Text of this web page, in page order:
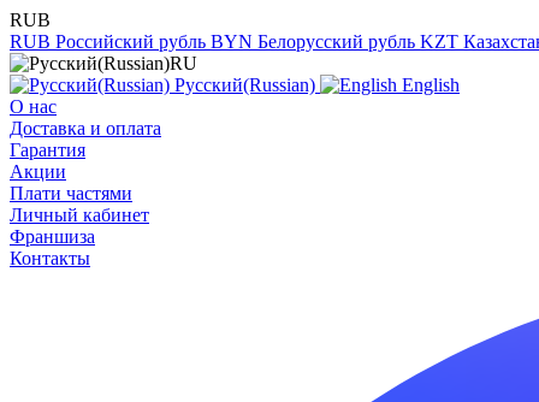
RUB
RUB Российский рубль BYN Белорусский рубль KZT
RU
Русский(Russian)
English
О нас
Доставка и оплата
Гарантия
Акции
Плати частями
Личный кабинет
Франшиза
Контакты